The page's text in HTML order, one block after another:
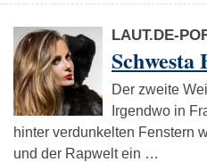
LAUT.DE-
Schwesta
Der zweite
Irgendwo in
hinter verdunkelten Fenstern
und der Rapwelt ein …